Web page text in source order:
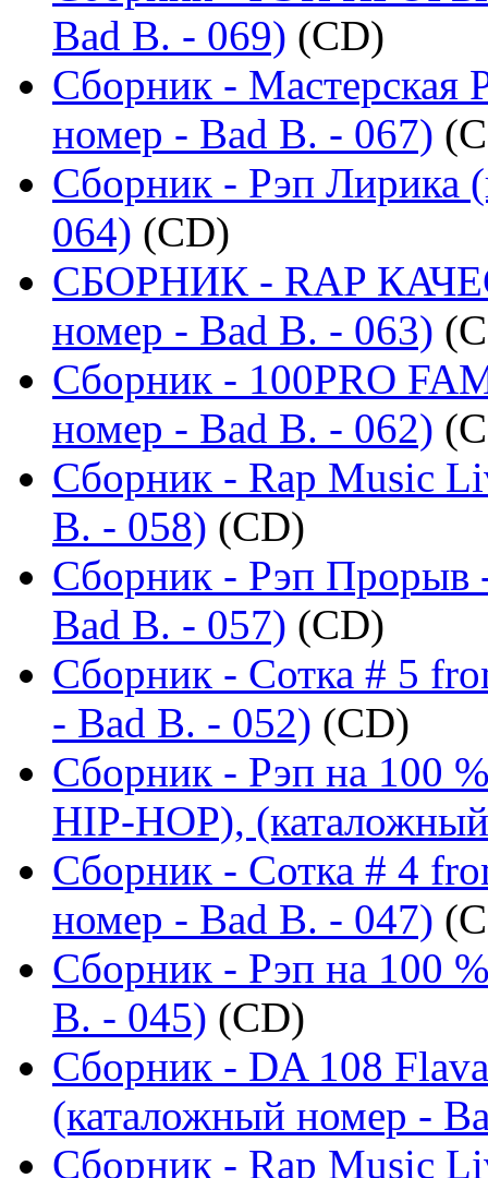
Bad B. - 069) (CD)
Сборник - Мастерская
номер - Bad B. - 067)
Сборник - Рэп Лирика
064) (CD)
СБОРНИК - RAP
номер - Bad B. - 063)
Сборник - 100PRO
номер - Bad B. - 062)
Сборник - Rap Music
B. - 058) (CD)
Сборник - Рэп Прорыв
Bad B. - 057) (CD)
Сборник - Сотка # 5
- Bad B. - 052) (CD)
Сборник - Рэп на 100
HIP-HOP),
Сборник - Сотка # 4
номер - Bad B. - 047)
Сборник - Рэп на 100
B. - 045) (CD)
Сборник - DA 108
(каталожный номер -
Сборник - Rap Music